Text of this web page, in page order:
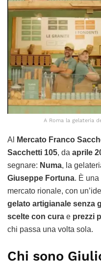
A Roma la gelateria
Al Mercato Franco
Sacchetti 105, da aprile
segnare: Numa, la
Giuseppe Fortuna. È
mercato rionale, con
gelato artigianale senza
scelte con cura e prezzi
chi passa una volta sola.
Chi sono